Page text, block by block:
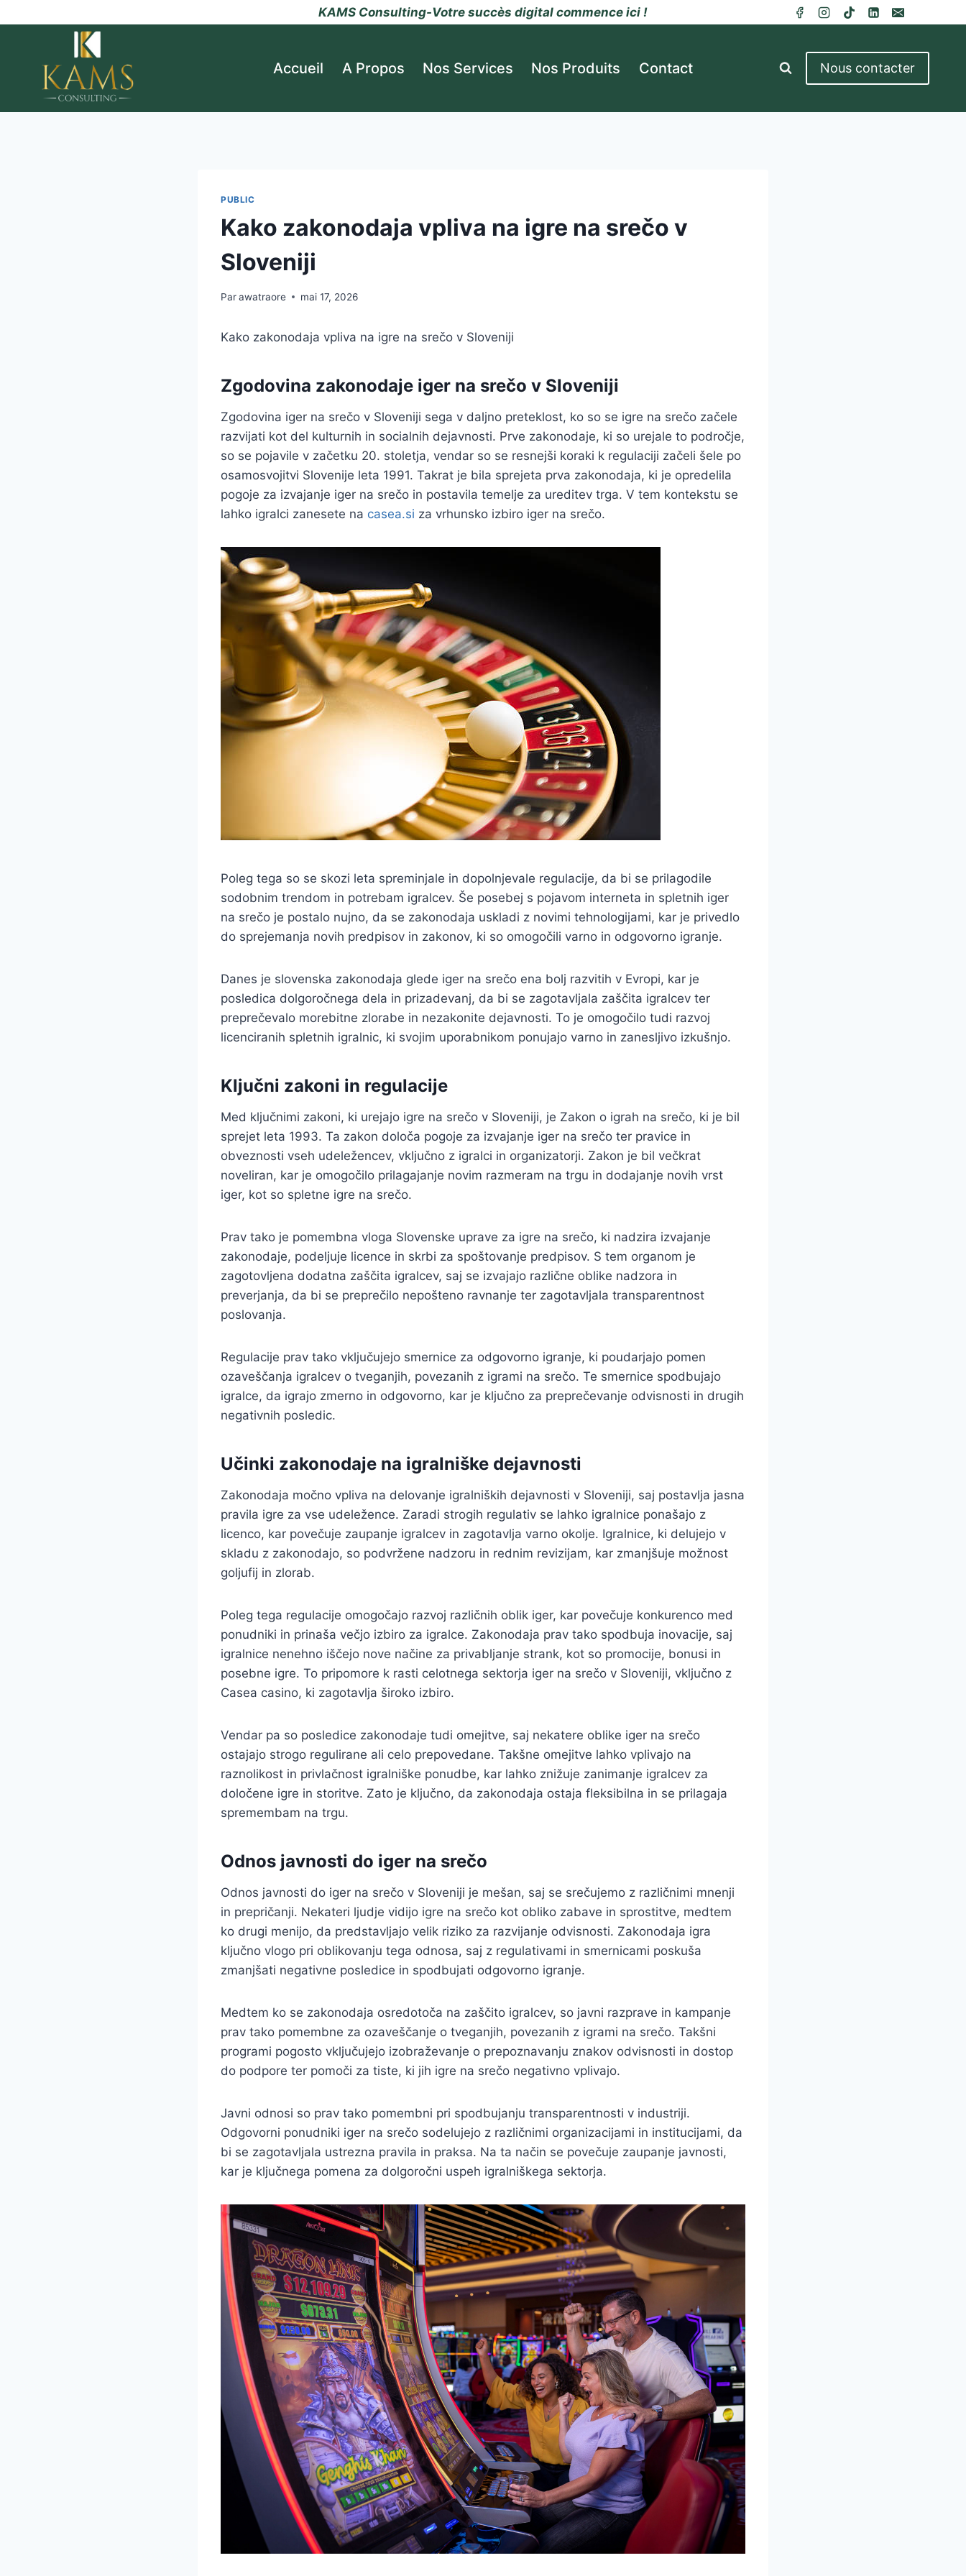
KAMS Consulting-Votre succès digital commence ici !
Accueil A Propos Nos Services Nos Produits Contact Nous contacter
PUBLIC
Kako zakonodaja vpliva na igre na srečo v
Sloveniji
Parawatraore mai 17, 2026
Kako zakonodaja vpliva na igre na srečo v Sloveniji
Zgodovina zakonodaje iger na srečo v Sloveniji
Zgodovina iger na srečo v Sloveniji sega v daljno preteklost, ko so se igre na srečo začele
razvijati kot del kulturnih in socialnih dejavnosti. Prve zakonodaje, ki so urejale to področje,
so se pojavile v začetku 20. stoletja, vendar so se resnejši koraki k regulaciji začeli šele po
osamosvojitvi Slovenije leta 1991. Takrat je bila sprejeta prva zakonodaja, ki je opredelila
pogoje za izvajanje iger na srečo in postavila temelje za ureditev trga. V tem kontekstu se
lahko igralci zanesete na casea.si za vrhunsko izbiro iger na srečo.
Poleg tega so se skozi leta spreminjale in dopolnjevale regulacije, da bi se prilagodile
sodobnim trendom in potrebam igralcev. Še posebej s pojavom interneta in spletnih iger
na srečo je postalo nujno, da se zakonodaja uskladi z novimi tehnologijami, kar je privedlo
do sprejemanja novih predpisov in zakonov, ki so omogočili varno in odgovorno igranje.
Danes je slovenska zakonodaja glede iger na srečo ena bolj razvitih v Evropi, kar je
posledica dolgoročnega dela in prizadevanj, da bi se zagotavljala zaščita igralcev ter
preprečevalo morebitne zlorabe in nezakonite dejavnosti. To je omogočilo tudi razvoj
licenciranih spletnih igralnic, ki svojim uporabnikom ponujajo varno in zanesljivo izkušnjo.
Ključni zakoni in regulacije
Med ključnimi zakoni, ki urejajo igre na srečo v Sloveniji, je Zakon o igrah na srečo, ki je bil
sprejet leta 1993. Ta zakon določa pogoje za izvajanje iger na srečo ter pravice in
obveznosti vseh udeležencev, vključno z igralci in organizatorji. Zakon je bil večkrat
noveliran, kar je omogočilo prilagajanje novim razmeram na trgu in dodajanje novih vrst
iger, kot so spletne igre na srečo.
Prav tako je pomembna vloga Slovenske uprave za igre na srečo, ki nadzira izvajanje
zakonodaje, podeljuje licence in skrbi za spoštovanje predpisov. S tem organom je
zagotovljena dodatna zaščita igralcev, saj se izvajajo različne oblike nadzora in
preverjanja, da bi se preprečilo nepošteno ravnanje ter zagotavljala transparentnost
poslovanja.
Regulacije prav tako vključujejo smernice za odgovorno igranje, ki poudarjajo pomen
ozaveščanja igralcev o tveganjih, povezanih z igrami na srečo. Te smernice spodbujajo
igralce, da igrajo zmerno in odgovorno, kar je ključno za preprečevanje odvisnosti in drugih
negativnih posledic.
Učinki zakonodaje na igralniške dejavnosti
Zakonodaja močno vpliva na delovanje igralniških dejavnosti v Sloveniji, saj postavlja jasna
pravila igre za vse udeležence. Zaradi strogih regulativ se lahko igralnice ponašajo z
licenco, kar povečuje zaupanje igralcev in zagotavlja varno okolje. Igralnice, ki delujejo v
skladu z zakonodajo, so podvržene nadzoru in rednim revizijam, kar zmanjšuje možnost
goljufij in zlorab.
Poleg tega regulacije omogočajo razvoj različnih oblik iger, kar povečuje konkurenco med
ponudniki in prinaša večjo izbiro za igralce. Zakonodaja prav tako spodbuja inovacije, saj
igralnice nenehno iščejo nove načine za privabljanje strank, kot so promocije, bonusi in
posebne igre. To pripomore k rasti celotnega sektorja iger na srečo v Sloveniji, vključno z
Casea casino, ki zagotavlja široko izbiro.
Vendar pa so posledice zakonodaje tudi omejitve, saj nekatere oblike iger na srečo
ostajajo strogo regulirane ali celo prepovedane. Takšne omejitve lahko vplivajo na
raznolikost in privlačnost igralniške ponudbe, kar lahko znižuje zanimanje igralcev za
določene igre in storitve. Zato je ključno, da zakonodaja ostaja fleksibilna in se prilagaja
spremembam na trgu.
Odnos javnosti do iger na srečo
Odnos javnosti do iger na srečo v Sloveniji je mešan, saj se srečujemo z različnimi mnenji
in prepričanji. Nekateri ljudje vidijo igre na srečo kot obliko zabave in sprostitve, medtem
ko drugi menijo, da predstavljajo velik riziko za razvijanje odvisnosti. Zakonodaja igra
ključno vlogo pri oblikovanju tega odnosa, saj z regulativami in smernicami poskuša
zmanjšati negativne posledice in spodbujati odgovorno igranje.
Medtem ko se zakonodaja osredotoča na zaščito igralcev, so javni razprave in kampanje
prav tako pomembne za ozaveščanje o tveganjih, povezanih z igrami na srečo. Takšni
programi pogosto vključujejo izobraževanje o prepoznavanju znakov odvisnosti in dostop
do podpore ter pomoči za tiste, ki jih igre na srečo negativno vplivajo.
Javni odnosi so prav tako pomembni pri spodbujanju transparentnosti v industriji.
Odgovorni ponudniki iger na srečo sodelujejo z različnimi organizacijami in institucijami, da
bi se zagotavljala ustrezna pravila in praksa. Na ta način se povečuje zaupanje javnosti,
kar je ključnega pomena za dolgoročni uspeh igralniškega sektorja.